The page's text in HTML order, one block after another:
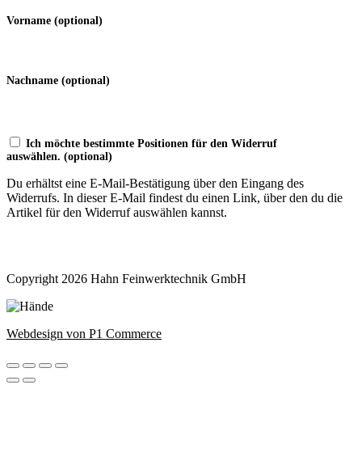
Vorname (optional)
Nachname (optional)
Ich möchte bestimmte Positionen für den Widerruf
auswählen. (optional)
Du erhältst eine E-Mail-Bestätigung über den Eingang des
Widerrufs. In dieser E-Mail findest du einen Link, über den du die
Artikel für den Widerruf auswählen kannst.
Copyright 2026 Hahn Feinwerktechnik GmbH
Webdesign von P1 Commerce